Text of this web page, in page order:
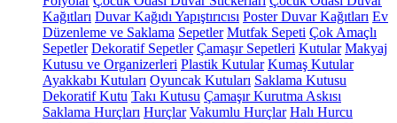
Kağıtları Duvar Kağıdı Yapıştırıcısı Poster Duvar Kağıtları Ev
Düzenleme ve Saklama Sepetler Mutfak Sepeti Çok Amaçlı
Sepetler Dekoratif Sepetler Çamaşır Sepetleri Kutular Makyaj
Kutusu ve Organizerleri Plastik Kutular Kumaş Kutular
Ayakkabı Kutuları Oyuncak Kutuları Saklama Kutusu
Dekoratif Kutu Takı Kutusu Çamaşır Kurutma Askısı
Saklama Hurçları Hurçlar Vakumlu Hurçlar Halı Hurcu